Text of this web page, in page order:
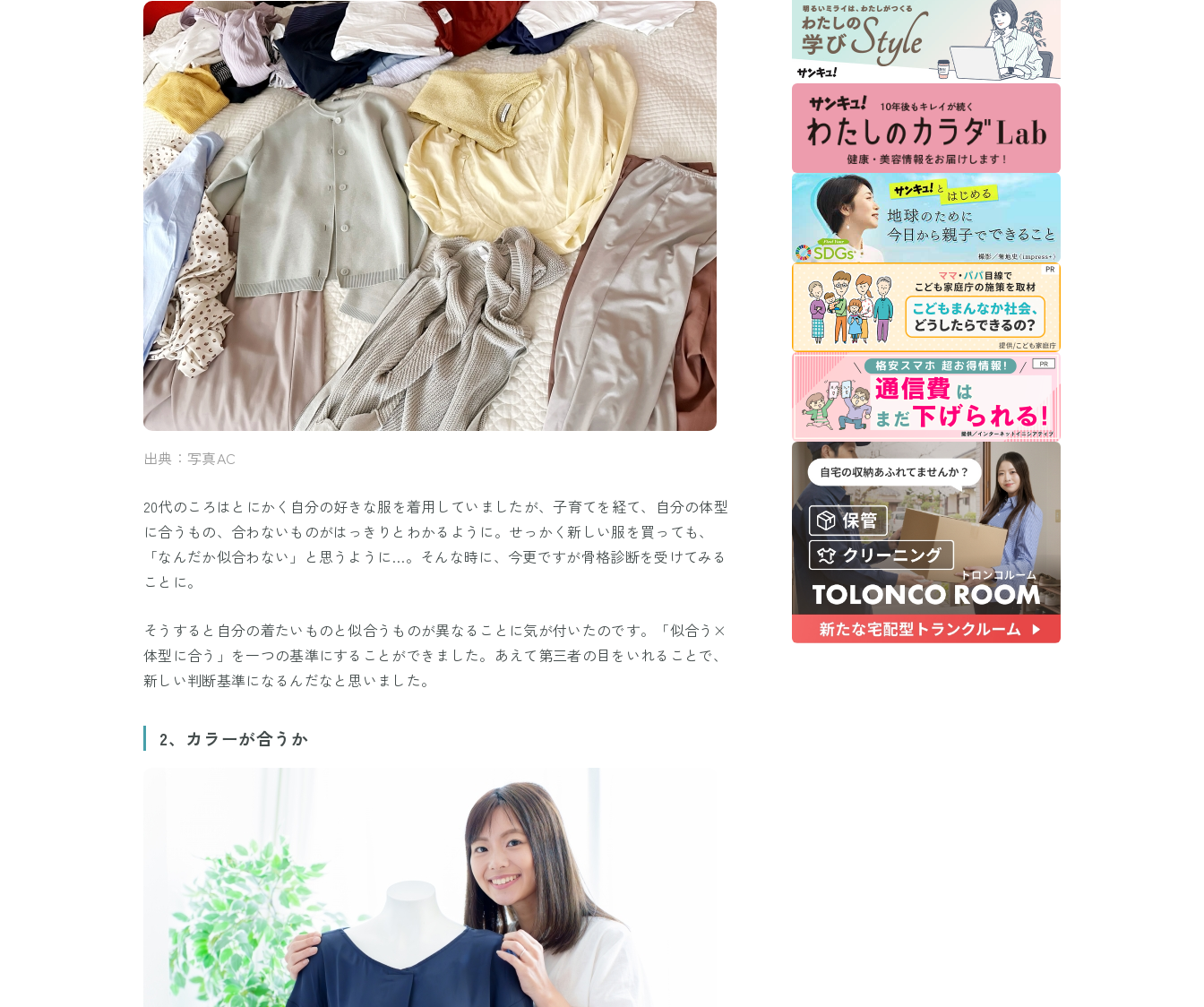
出典：写真AC
20代のころはとにかく自分の好きな服を着用していましたが、子育てを経て、自分の体型
に合うもの、合わないものがはっきりとわかるように。せっかく新しい服を買っても、
「なんだか似合わない」と思うように…。そんな時に、今更ですが骨格診断を受けてみる
ことに。
そうすると自分の着たいものと似合うものが異なることに気が付いたのです。「似合う×
体型に合う」を一つの基準にすることができました。あえて第三者の目をいれることで、
新しい判断基準になるんだなと思いました。
2、カラーが合うか